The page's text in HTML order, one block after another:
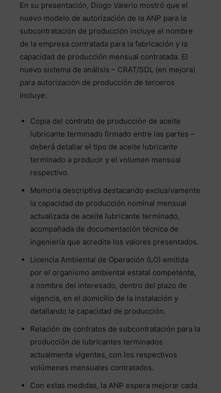
En su presentación, Diogo Valerio mostró que el
nuevo modelo de autorización de la ANP para la
subcontratación de producción incluye el nombre
de la empresa contratada para la fabricación y la
capacidad de producción mensual contratada. El
nuevo sistema de análisis – CRAT/SDL (en mejora)
para autorización de producción de terceros
incluye:
Copia del contrato de producción de aceite
lubricante terminado firmado entre las partes –
deberá detallar el tipo de aceite lubricante
terminado a producir y el volumen mensual
respectivo.
Memoria descriptiva destacando exclusivamente
la capacidad de producción nominal mensual
actualizada de aceite lubricante terminado,
acompañada de documentación técnica de
ingeniería que acredite los valores presentados.
Licencia Ambiental de Operación (LO) emitida
por el organismo ambiental estatal competente,
a nombre del interesado, dentro del plazo de
vigencia, en el domicilio de la instalación y
detallando la capacidad de producción.
Relación de contratos de subcontratación para la
producción de lubricantes terminados
actualmente vigentes, con los respectivos
volúmenes mensuales contratados.
Con estas medidas, la ANP espera mejorar cada